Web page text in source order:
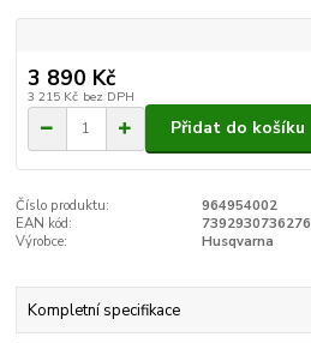
3 890 Kč
3 215 Kč bez DPH
Přidat do košíku
Číslo produktu:
964954002
EAN kód:
7392930736276
Výrobce:
Husqvarna
Kompletní specifikace